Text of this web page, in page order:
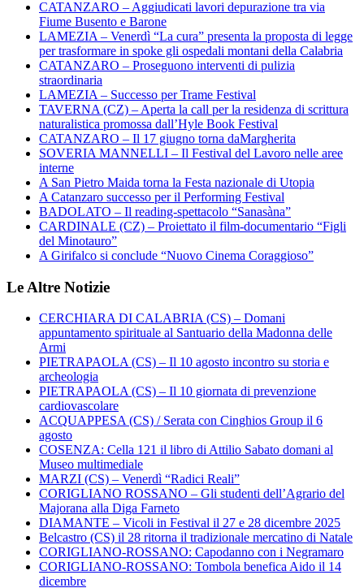
CATANZARO – Aggiudicati lavori depurazione tra via
Fiume Busento e Barone
LAMEZIA – Venerdì “La cura” presenta la proposta di legge
per trasformare in spoke gli ospedali montani della Calabria
CATANZARO – Proseguono interventi di pulizia
straordinaria
LAMEZIA – Successo per Trame Festival
TAVERNA (CZ) – Aperta la call per la residenza di scrittura
naturalistica promossa dall’Hyle Book Festival
CATANZARO – Il 17 giugno torna daMargherita
SOVERIA MANNELLI – Il Festival del Lavoro nelle aree
interne
A San Pietro Maida torna la Festa nazionale di Utopia
A Catanzaro successo per il Performing Festival
BADOLATO – Il reading-spettacolo “Sanasàna”
CARDINALE (CZ) – Proiettato il film-documentario “Figli
del Minotauro”
A Girifalco si conclude “Nuovo Cinema Coraggioso”
Le Altre Notizie
CERCHIARA DI CALABRIA (CS) – Domani
appuntamento spirituale al Santuario della Madonna delle
Armi
PIETRAPAOLA (CS) – Il 10 agosto incontro su storia e
archeologia
PIETRAPAOLA (CS) – Il 10 giornata di prevenzione
cardiovascolare
ACQUAPPESA (CS) / Serata con Cinghios Group il 6
agosto
COSENZA: Cella 121 il libro di Attilio Sabato domani al
Museo multimediale
MARZI (CS) – Venerdì “Radici Reali”
CORIGLIANO ROSSANO – Gli studenti dell’Agrario del
Majorana alla Diga Farneto
DIAMANTE – Vicoli in Festival il 27 e 28 dicembre 2025
Belcastro (CS) il 28 ritorna il tradizionale mercatino di Natale
CORIGLIANO-ROSSANO: Capodanno con i Negramaro
CORIGLIANO-ROSSANO: Tombola benefica Aido il 14
dicembre